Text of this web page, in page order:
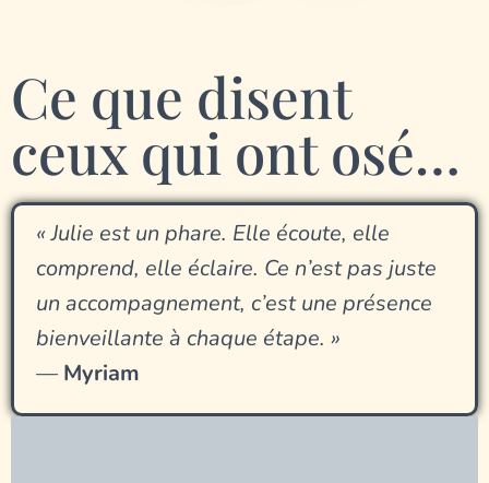
Ce que disent
ceux qui ont osé…
« Julie est un phare. Elle écoute, elle
comprend, elle éclaire. Ce n’est pas juste
un accompagnement, c’est une présence
bienveillante à chaque étape. »
— Myriam